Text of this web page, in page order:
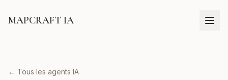
MAPCRAFT IA
← Tous les agents IA